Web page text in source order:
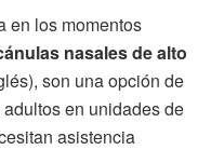
en los momentos
nasales de alto
son una opción de
en unidades de
asistencia